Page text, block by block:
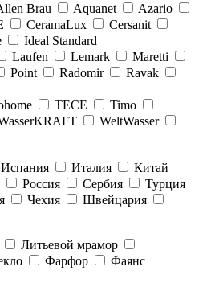
Brau Aquanet
Azario
CeramaLux
Cersanit
Ideal Standard
Laufen Lemark
Maretti
Point Radomir
Ravak
TECE
Timo
WeltWasser
Испания Италия
Китай
Россия Сербия
Турция
Чехия
Швейцария
Литьевой мрамор
Фарфор
Фаянс